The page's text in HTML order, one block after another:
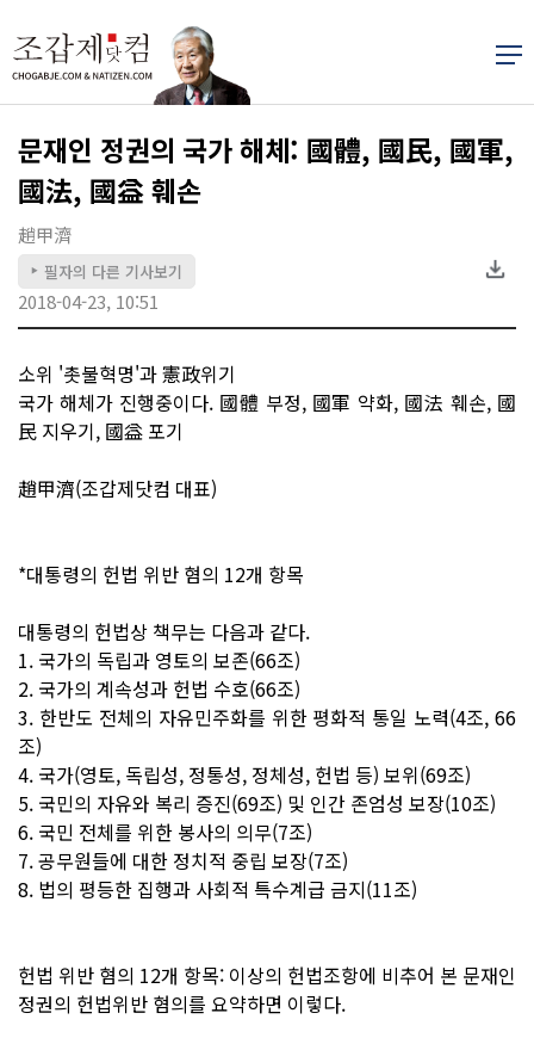
문재인 정권의 국가 해체: 國體, 國民, 國軍,
國法, 國益 훼손
趙甲濟
▶ 필자의 다른 기사보기
2018-04-23, 10:51
소위 '촛불혁명'과 憲政위기
국가 해체가 진행중이다. 國體 부정, 國軍 약화, 國法 훼손, 國
民 지우기, 國益 포기
趙甲濟(조갑제닷컴 대표)
*대통령의 헌법 위반 혐의 12개 항목
대통령의 헌법상 책무는 다음과 같다.
1. 국가의 독립과 영토의 보존(66조)
2. 국가의 계속성과 헌법 수호(66조)
3. 한반도 전체의 자유민주화를 위한 평화적 통일 노력(4조, 66
조)
4. 국가(영토, 독립성, 정통성, 정체성, 헌법 등) 보위(69조)
5. 국민의 자유와 복리 증진(69조) 및 인간 존엄성 보장(10조)
6. 국민 전체를 위한 봉사의 의무(7조)
7. 공무원들에 대한 정치적 중립 보장(7조)
8. 법의 평등한 집행과 사회적 특수계급 금지(11조)
헌법 위반 혐의 12개 항목: 이상의 헌법조항에 비추어 본 문재인
정권의 헌법위반 혐의를 요약하면 이렇다.